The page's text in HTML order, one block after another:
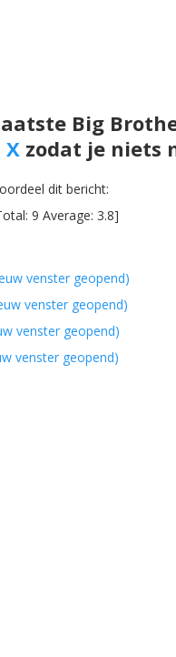
Big
Xzodat je niets
dit bericht:
9 Average: 3.8]
venster geopend)
venster geopend)
venster geopend)
venster geopend)